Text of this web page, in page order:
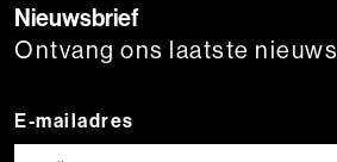
Nieuwsbrief
Ontvang ons laatste nieuws
E-mailadres